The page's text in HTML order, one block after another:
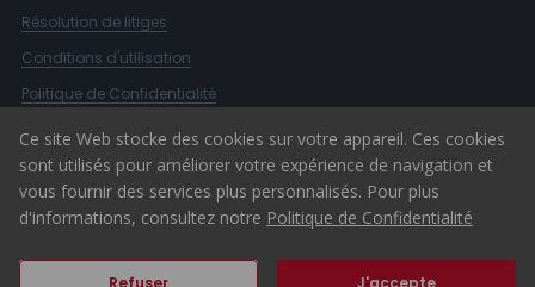
Résolution de litiges
Conditions d'utilisation
Politique de Confidentialité
Livre de Réclamations
Canal d'alerte
© 2026 ERA Portugal
Ce site Web stocke des cookies sur votre appareil. Ces cookies
sont utilisés pour améliorer votre expérience de navigation et
vous fournir des services plus personnalisés. Pour plus
d'informations, consultez notre Politique de Confidentialité
Refuser J'accepte